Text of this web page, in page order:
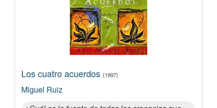
Los cuatro acuerdos (1997)
Miguel Ruiz